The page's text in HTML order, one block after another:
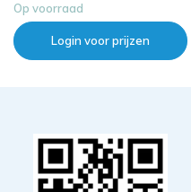
Op voorraad
Login voor prijzen